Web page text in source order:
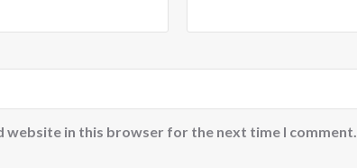
website in this browser for the next time I comment.